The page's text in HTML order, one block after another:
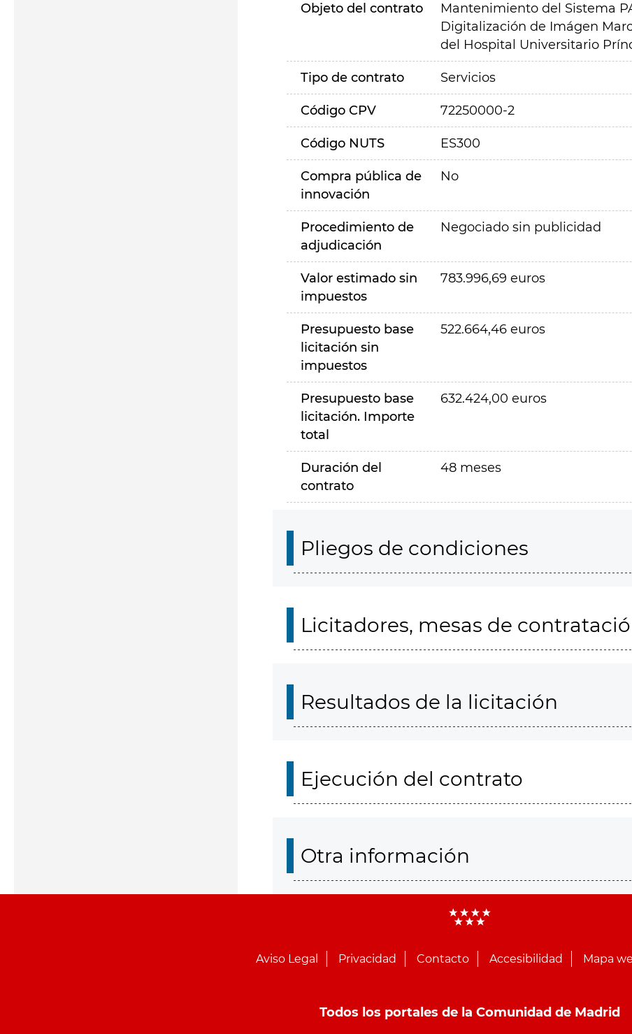
Objeto del contrato
Mantenimiento del Sistema
Digitalización de Imágen
del Hospital Universitario
Tipo de contrato Servicios
Código CPV 72250000-2
Código NUTS ES300
Compra pública de
innovación
No
Procedimiento de
adjudicación
Negociado sin publicidad
Valor estimado sin
impuestos
783.996,69 euros
Presupuesto base
licitación sin
impuestos
522.664,46 euros
Presupuesto base
licitación. Importe
total
632.424,00 euros
Duración del
contrato
48 meses
Pliegos de condiciones
Licitadores, mesas de
Resultados de la licitación
Ejecución del contrato
Otra información
Aviso Legal Privacidad Contacto Accesibilidad Mapa
Todos los portales de la Comunidad de Madrid